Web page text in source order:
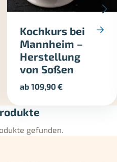
Kochkurs bei
Mannheim –
Herstellung
von Soßen
ab109,90€
gefunden.